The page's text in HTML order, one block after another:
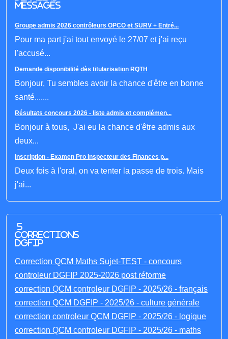
messages
Groupe admis 2026 contrôleurs OPCO et SURV + Entré...
Pour ma part j'ai tout envoyé le 27/07 et j'ai reçu
l'accusé...
Demande disponibilité dès titularisation RQTH
Bonjour, Tu sembles avoir la chance d'être en bonne
santé.......
Résultats concours 2026 - liste admis et complémen...
Bonjour à tous, J'ai eu la chance d'être admis aux
deux...
Inscription - Examen Pro Inspecteur des Finances p...
Deux fois à l'oral, on va tenter la passe de trois. Mais
j'ai...
5
corrections
DGFIP
Correction QCM Maths Sujet-TEST - concours
controleur DGFIP 2025-2026 post réforme
correction QCM controleur DGFIP - 2025/26 - français
correction QCM DGFIP - 2025/26 - culture générale
correction controleur QCM DGFIP - 2025/26 - logique
correction QCM controleur DGFIP - 2025/26 - maths